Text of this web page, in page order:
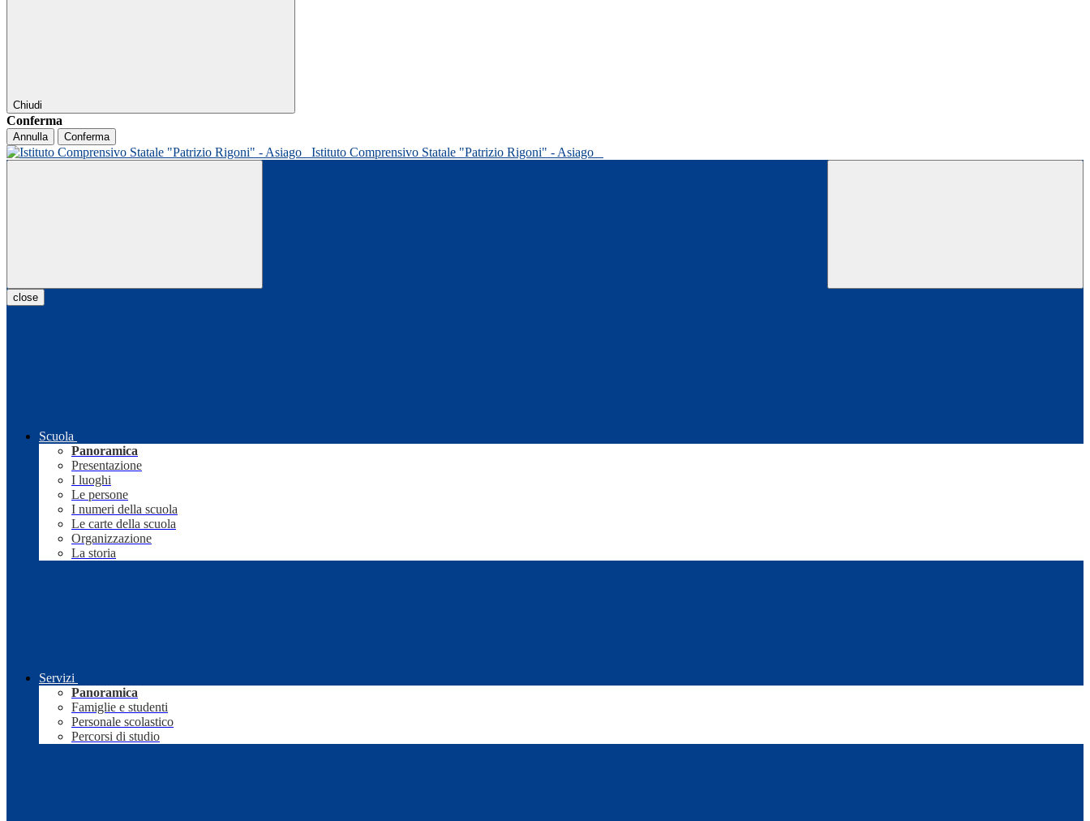
Chiudi
Conferma
Annulla Conferma
Istituto Comprensivo Statale "Patrizio Rigoni" - Asiago
close
Scuola
Panoramica
Presentazione
I luoghi
Le persone
I numeri della scuola
Le carte della scuola
Organizzazione
La storia
Servizi
Panoramica
Famiglie e studenti
Personale scolastico
Percorsi di studio